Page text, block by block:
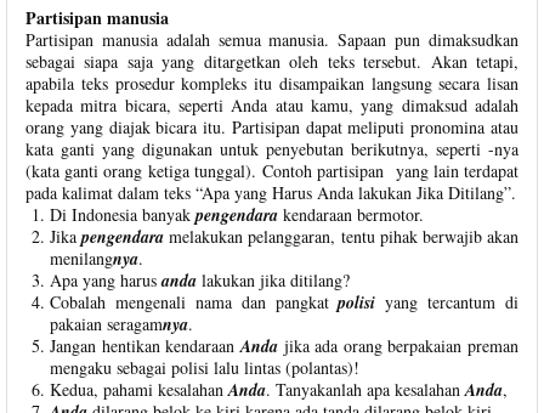
Partisipan manusia
Partisipan manusia adalah semua manusia. Sapaan pun dimaksudkan
sebagai siapa saja yang ditargetkan oleh teks tersebut. Akan tetapi,
apabila teks prosedur kompleks itu disampaikan langsung secara lisan
kepada mitra bicara, seperti Anda atau kamu, yang dimaksud adalah
orang yang diajak bicara itu. Partisipan dapat meliputi pronomina atau
kata ganti yang digunakan untuk penyebutan berikutnya, seperti -nya
(kata ganti orang ketiga tunggal). Contoh partisipan yang lain terdapat
pada kalimat dalam teks “Apa yang Harus Anda lakukan Jika Ditilang”.
Di Indonesia banyakpengendara kendaraan bermotor.
Jikapengendara melakukan pelanggaran, tentu pihak berwajib akan
menilangnya.
Apa yang harusanda lakukan jika ditilang?
Cobalah mengenali nama dan pangkatpolisi yang tercantum di
pakaian seragamnya.
Jangan hentikan kendaraanAndajika ada orang berpakaian preman
mengaku sebagai polisi lalu lintas (polantas)!
Kedua, pahami kesalahanAnda. Tanyakanlah apa kesalahanAnda,